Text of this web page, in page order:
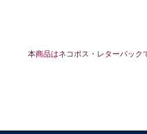
本商品はネコポス・レターパック